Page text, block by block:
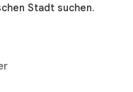
Stadt suchen.